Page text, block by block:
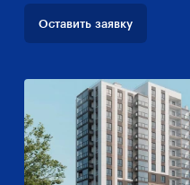
Оставить заявку